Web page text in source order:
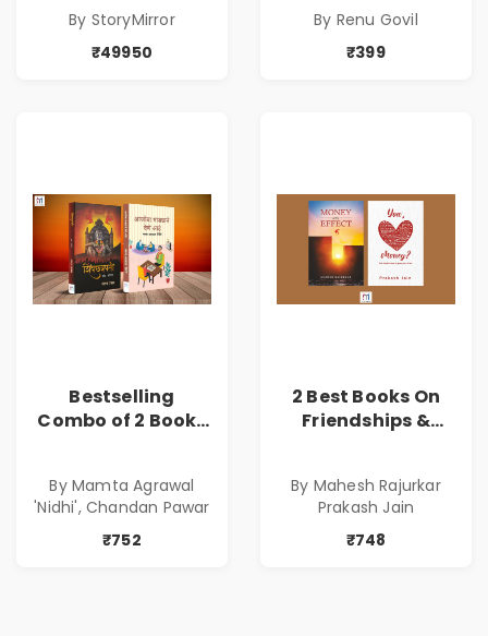
By StoryMirror
₹49950
By Renu Govil
₹399
Bestselling
Combo of 2 Books
( सर्वोत्कृष्ट कादंबरी
आणि प्रभावशाली
कथांचा संच )
By Mamta Agrawal
'Nidhi', Chandan Pawar
₹752
2 Best Books On
Friendships &
of Power, Love &
Greed | Simplest
Way to Grow Your
By Mahesh Rajurkar
Prakash Jain
₹748